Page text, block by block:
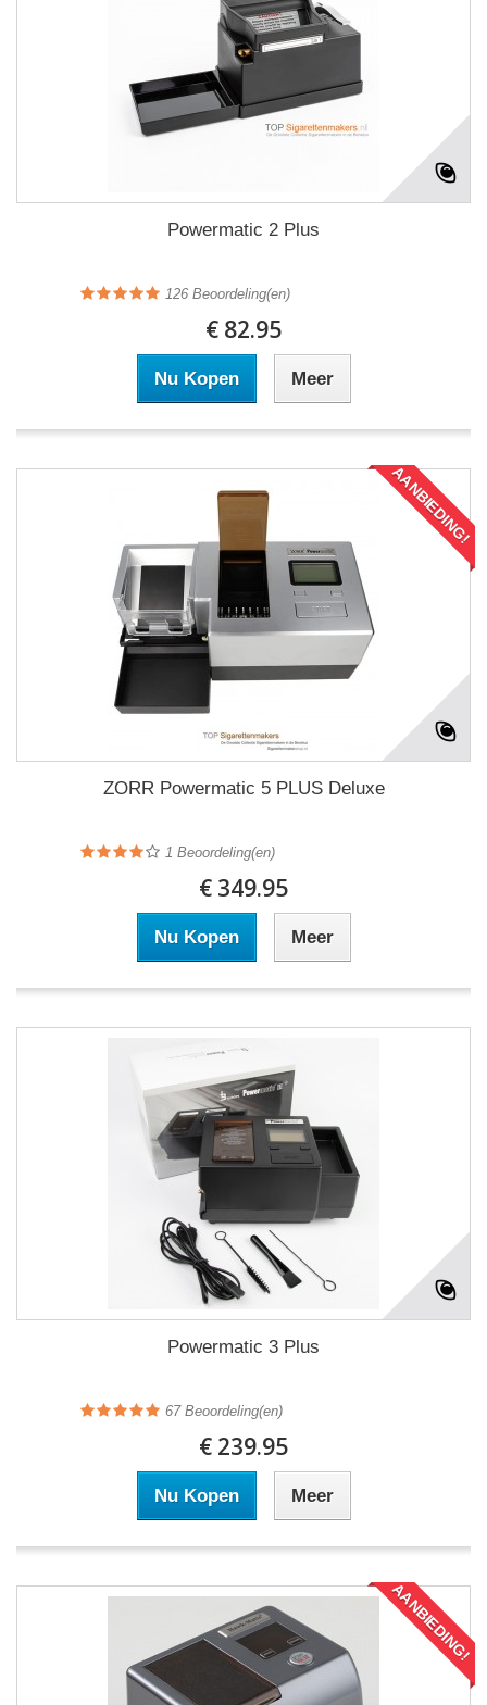
Powermatic 2 Plus
126 Beoordeling(en)
€ 82.95
Nu Kopen Meer
AANBIEDING!
ZORR Powermatic 5 PLUS Deluxe
1 Beoordeling(en)
€ 349.95
Nu Kopen Meer
Powermatic 3 Plus
67Beoordeling(en)
€ 239.95
Nu Kopen Meer
AANBIEDING!